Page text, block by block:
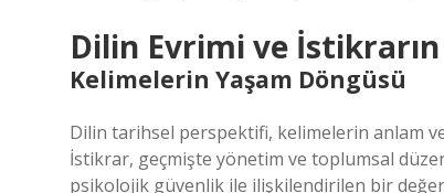
Dilin Evrimi ve İstikrarın
Kelimelerin Yaşam Döngüsü
Dilin tarihsel perspektifi, kelimelerin anlam
İstikrar, geçmişte yönetim ve toplumsal
psikolojik güvenlik ile ilişkilendirilen bir